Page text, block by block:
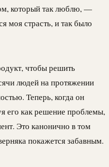
который так люблю, —
моя страсть, и так было
чтобы решить
людей на протяжении
Теперь, когда он
его как решение проблемы,
Это канонично в том
покажется забавным.